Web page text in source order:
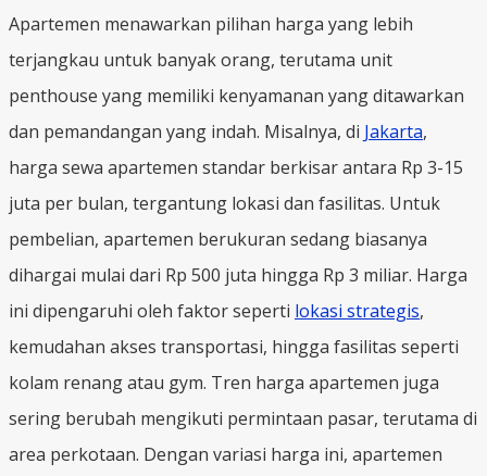
Apartemen menawarkan pilihan harga yang lebih
terjangkau untuk banyak orang, terutama unit
penthouse yang memiliki kenyamanan yang ditawarkan
dan pemandangan yang indah. Misalnya, di Jakarta,
harga sewa apartemen standar berkisar antara Rp 3-15
juta per bulan, tergantung lokasi dan fasilitas. Untuk
pembelian, apartemen berukuran sedang biasanya
dihargai mulai dari Rp 500 juta hingga Rp 3 miliar. Harga
ini dipengaruhi oleh faktor seperti lokasi strategis,
kemudahan akses transportasi, hingga fasilitas seperti
kolam renang atau gym. Tren harga apartemen juga
sering berubah mengikuti permintaan pasar, terutama di
area perkotaan. Dengan variasi harga ini, apartemen